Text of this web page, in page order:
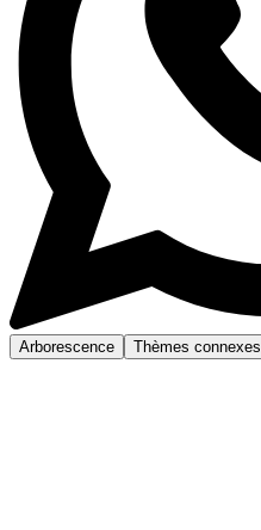
Arborescence Thèmes connexes